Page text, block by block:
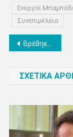
Ενεργοί
Συνεπιμέλεια
Πλοήγηση
Βρέθηκε τελικά οικία για τον άστεγο της Κατερίνης, που βλέπει τη ζωή του να αλλάζει -Στο φως της δημοσιότητας, νέα περίπτωση ενός συμπολίτη μας- συγκλονιστικές οι εικόνες στο μέρος που έμενε
ΣΧΕΤΙΚΑ